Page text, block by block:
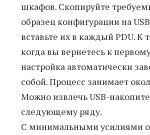
шкафов. Скопируйте
образец конфигурации на
вставьте их в каждый PDU. К
когда вы вернетесь к
настройка автоматически
собой. Процесс занимает
Можно извлечь USB-
следующему ряду.
С минимальными усилиями